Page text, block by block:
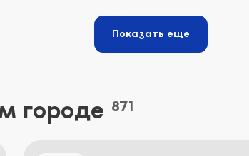
Показать еще
городе 871